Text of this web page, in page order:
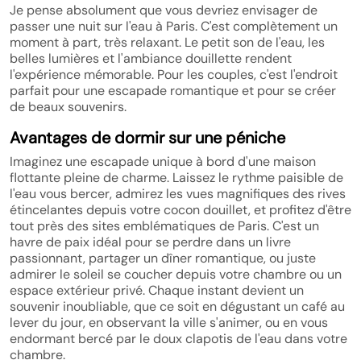
Je pense absolument que vous devriez envisager de
passer une nuit sur l'eau à Paris. C'est complètement un
moment à part, très relaxant. Le petit son de l'eau, les
belles lumières et l'ambiance douillette rendent
l'expérience mémorable. Pour les couples, c'est l'endroit
parfait pour une escapade romantique et pour se créer
de beaux souvenirs.
Avantages de dormir sur une péniche
Imaginez une escapade unique à bord d'une maison
flottante pleine de charme. Laissez le rythme paisible de
l'eau vous bercer, admirez les vues magnifiques des rives
étincelantes depuis votre cocon douillet, et profitez d'être
tout près des sites emblématiques de Paris. C'est un
havre de paix idéal pour se perdre dans un livre
passionnant, partager un dîner romantique, ou juste
admirer le soleil se coucher depuis votre chambre ou un
espace extérieur privé. Chaque instant devient un
souvenir inoubliable, que ce soit en dégustant un café au
lever du jour, en observant la ville s'animer, ou en vous
endormant bercé par le doux clapotis de l'eau dans votre
chambre.